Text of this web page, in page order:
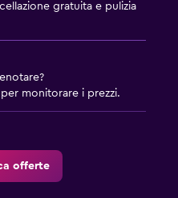
gratuita e pulizia
per monitorare i prezzi.
offerte